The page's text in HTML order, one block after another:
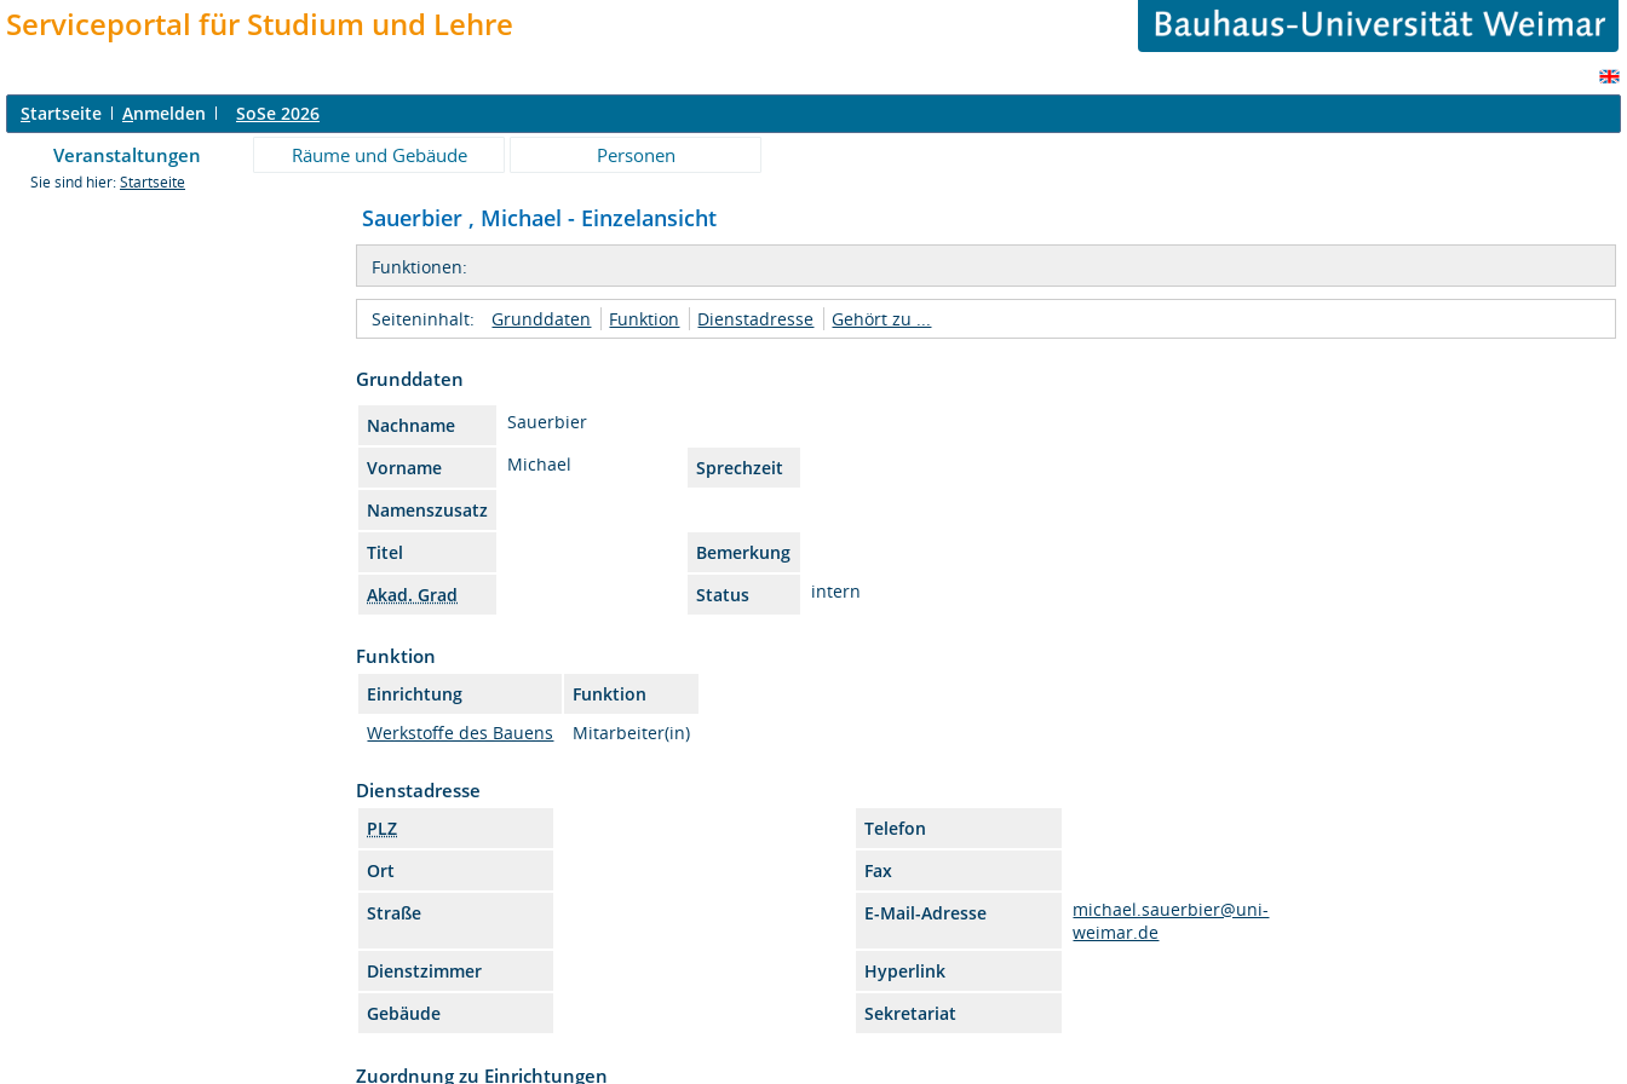
Serviceportal für Studium und Lehre
Startseite Anmelden SoSe 2026
Veranstaltungen Räume und Gebäude Personen
Sie sind hier: Startseite
Sauerbier , Michael - Einzelansicht
Funktionen:
Seiteninhalt: Grunddaten Funktion Dienstadresse Gehört zu ...
Grunddaten
Nachname
Sauerbier
Vorname
Michael
Sprechzeit
Namenszusatz
Titel
Bemerkung
Akad. Grad
Status intern
Funktion
Einrichtung
Funktion
Werkstoffe des Bauens
Mitarbeiter(in)
Dienstadresse
PLZ
Telefon
Ort
Fax
Straße
E-Mail-Adresse
michael.sauerbier@uni-
weimar.de
Dienstzimmer
Hyperlink
Gebäude
Sekretariat
Zuordnung zu Einrichtungen